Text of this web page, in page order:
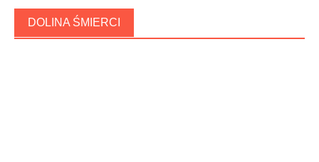
DOLINA ŚMIERCI